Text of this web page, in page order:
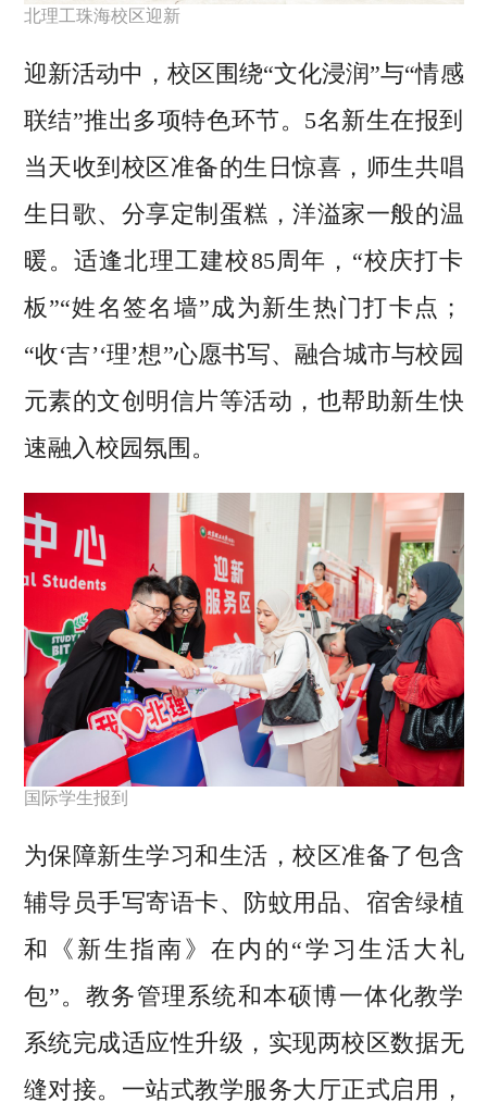
北理工珠海校区迎新
迎新活动中，校区围绕“文化浸润”与“情感
联结”推出多项特色环节。5名新生在报到
当天收到校区准备的生日惊喜，师生共唱
生日歌、分享定制蛋糕，洋溢家一般的温
暖。适逢北理工建校85周年，“校庆打卡
板”“姓名签名墙”成为新生热门打卡点；
“收‘吉’‘理’想”心愿书写、融合城市与校园
元素的文创明信片等活动，也帮助新生快
速融入校园氛围。
国际学生报到
为保障新生学习和生活，校区准备了包含
辅导员手写寄语卡、防蚊用品、宿舍绿植
和《新生指南》在内的“学习生活大礼
包”。教务管理系统和本硕博一体化教学
系统完成适应性升级，实现两校区数据无
缝对接。一站式教学服务大厅正式启用，